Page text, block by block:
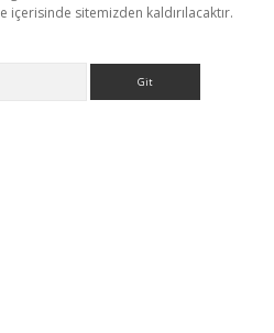
sitemizden kaldırılacaktır.